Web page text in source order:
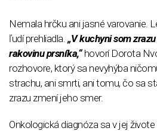
Nemala hrčku ani jasné varovanie.
ľudí prehliadla. „V kuchyni som
rakovinu prsníka,“hovorí Dorota
rozhovore, ktorý sa nevyhýba
strachu, ani smrti, ani tomu, čo sa
zrazu zmení jeho smer.
Onkologická diagnóza sa v jej